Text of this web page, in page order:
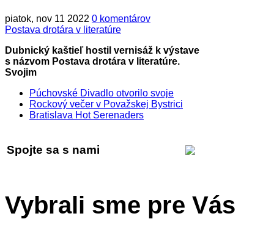
piatok, nov 11 2022 0 komentárov
Postava drotára v literatúre
Dubnický kaštieľ hostil vernisáž k výstave
s názvom Postava drotára v literatúre.
Svojim
Púchovské Divadlo otvorilo svoje
Rockový večer v Považskej Bystrici
Bratislava Hot Serenaders
Spojte sa s nami
Vybrali sme pre Vás